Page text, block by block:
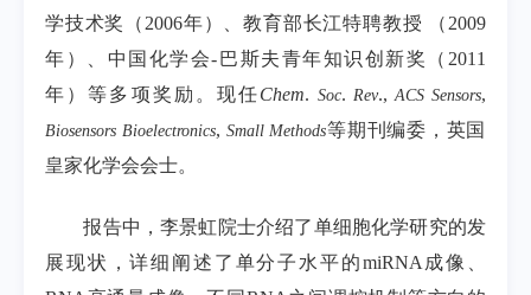
学技术奖（ 2006年）、教育部长江特聘教授 （ 2009
年）、中国化学会- 巴斯夫青年知识创新奖（ 2011
年）等多项奖励。现任Chem. Soc. Rev., ACS Sensors,
Biosensors Bioelectronics, Small Methods等期刊编委，英国
皇家化学会会士。
报告中，李景虹院士介绍了单细胞化学研究的发
展现状，详细阐述了单分子水平的miRNA 成像、